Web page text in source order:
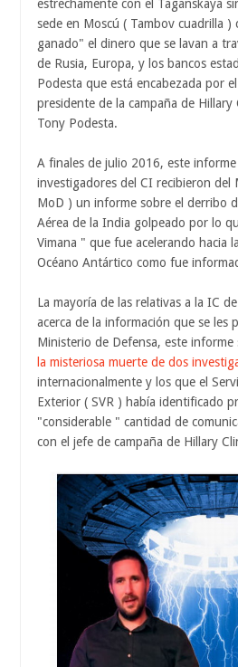
estrechamente con el Taganskaya
sede en Moscú ( Tambov cuadrilla )
ganado" el dinero que se lavan a
de Rusia, Europa, y los bancos
Podesta que está encabezada por
presidente de la campaña de
Tony Podesta.
A finales de julio 2016, este
investigadores del CI recibieron del
MoD ) un informe sobre el derribo
Aérea de la India golpeado por lo
Vimana " que fue acelerando hacia
Océano Antártico como fue
La mayoría de las relativas a la IC
acerca de la información que se les
Ministerio de Defensa, este informe
la misteriosa muerte de dos
internacionalmente y los que el
Exterior ( SVR ) había identificado
"considerable " cantidad de
con el jefe de campaña de Hillary